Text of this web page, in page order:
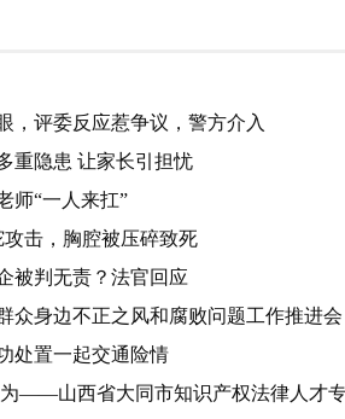
，评委反应惹争议，警方介入
重隐患 让家长引担忧
师“一人来扛”
击，胸腔被压碎致死
被判无责？法官回应
众身边不正之风和腐败问题工作推进会
处置一起交通险情
——山西省大同市知识产权法律人才